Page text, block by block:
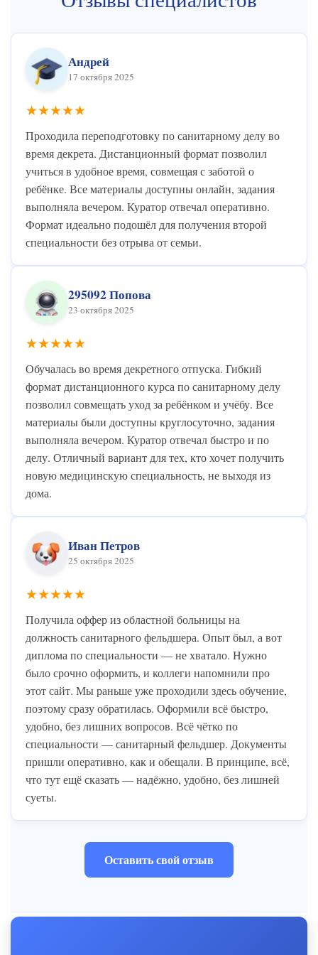
Андрей
17 октября 2025
★★★★★
Проходила переподготовку по санитарному делу во
время декрета. Дистанционный формат позволил
учиться в удобное время, совмещая с заботой о
ребёнке. Все материалы доступны онлайн, задания
выполняла вечером. Куратор отвечал оперативно.
Формат идеально подошёл для получения второй
специальности без отрыва от семьи.
295092 Попова
23 октября 2025
★★★★★
Обучалась во время декретного отпуска. Гибкий
формат дистанционного курса по санитарному делу
позволил совмещать уход за ребёнком и учёбу. Все
материалы были доступны круглосуточно, задания
выполняла вечером. Куратор отвечал быстро и по
делу. Отличный вариант для тех, кто хочет получить
новую медицинскую специальность, не выходя из
дома.
Иван Петров
25 октября 2025
★★★★★
Получила оффер из областной больницы на
должность санитарного фельдшера. Опыт был, а вот
диплома по специальности — не хватало. Нужно
было срочно оформить, и коллеги напомнили про
этот сайт. Мы раньше уже проходили здесь обучение,
поэтому сразу обратилась. Оформили всё быстро,
удобно, без лишних вопросов. Всё чётко по
специальности — санитарный фельдшер. Документы
пришли оперативно, как и обещали. В принципе, всё,
что тут ещё сказать — надёжно, удобно, без лишней
суеты.
Оставить свой отзыв